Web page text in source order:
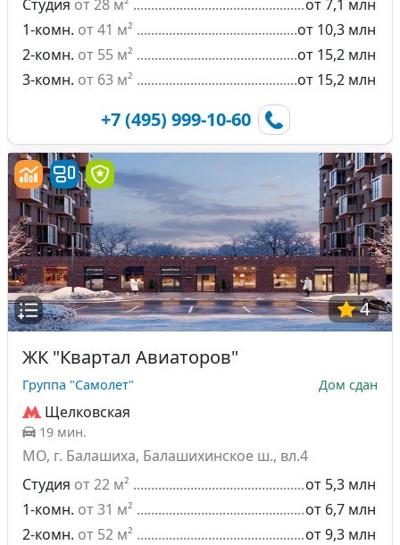
Студия от 28 м²
от 7,1 млн
1-комн. от 41 м²
от 10,3 млн
2-комн. от 55 м²
от 15,2 млн
3-комн. от 63 м² от 15,2 млн
+7 (495) 999-10-60
4
ЖК "Квартал Авиаторов"
Группа "Самолет" Дом сдан
Щелковская
19 мин.
МО, г. Балашиха, Балашихинское ш., вл.4
Студия от 22 м²
от 5,3 млн
1-комн. от 31 м²
от 6,7 млн
2-комн. от 52 м²
от 9,3 млн